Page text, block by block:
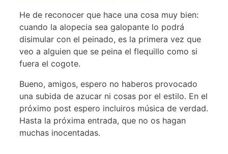
He de reconocer que hace una cosa muy bien:
cuando la alopecia sea galopante lo podrá
disimular con el peinado, es la primera vez que
veo a alguien que se peina el flequillo como si
fuera el cogote.
Bueno, amigos, espero no haberos provocado
una subida de azucar ni cosas por el estilo. En el
próximo post espero incluiros música de verdad.
Hasta la próxima entrada, que no os hagan
muchas inocentadas.